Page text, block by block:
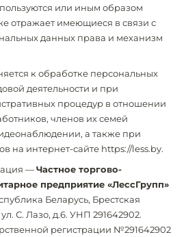
или иным образом
отражает имеющиеся в связи с
данных права и механизм
к обработке персональных
деятельности и при
процедур в отношении
членов их семей
а также при
на интернет-сайте https://less.by.
—Частное торгово-
предприятие «ЛессГрупп»
Беларусь, Брестская
С. Лазо, д.6. УНП 291642902.
регистрации №291642902